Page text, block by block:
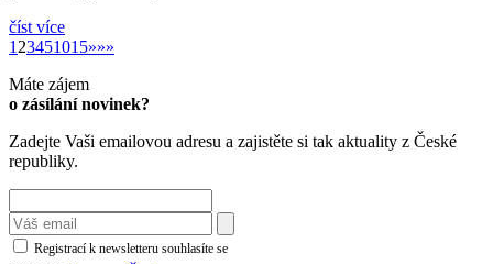
číst více
1 23451015»»
»»
Máte zájem
o zásílání novinek?
Zadejte Vaši emailovou adresu a zajistěte si tak aktuality z České
republiky.
Registrací k newsletteru souhlasíte se